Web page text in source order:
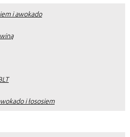
i awokado
i łososiem